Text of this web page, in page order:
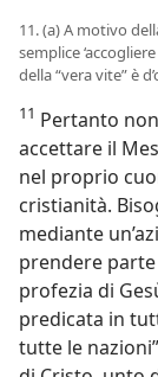
11. (a) A motivo
semplice
della “vera vite” è
11 Pertanto
accettare il
nel proprio
cristianità.
mediante
prendere
profezia di
predicata in
tutte le